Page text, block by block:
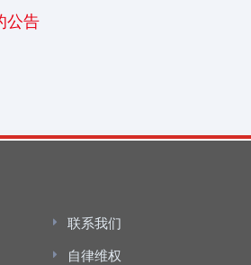
公告
联系我们
自律维权